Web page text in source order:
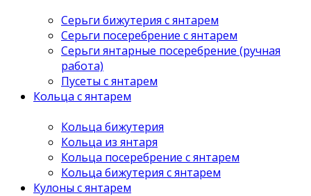
Серьги бижутерия с янтарем
Серьги посеребрение с янтарем
Серьги янтарные посеребрение (ручная
работа)
Пусеты с янтарем
Кольца с янтарем
Кольца бижутерия
Кольца из янтаря
Кольца посеребрение с янтарем
Кольца бижутерия с янтарем
Кулоны с янтарем